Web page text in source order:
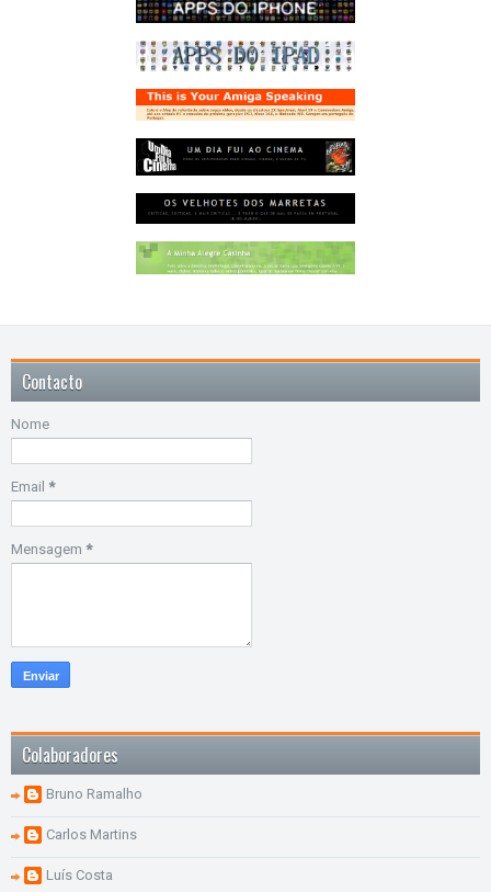
Contacto
Nome
Email *
Mensagem *
Colaboradores
Bruno Ramalho
Carlos Martins
Luís Costa